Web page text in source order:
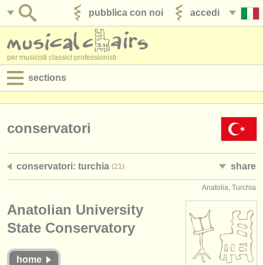
accedi
pubblica con noi
per musicisti classici professionisti
sections
jobs - amministrazione
corsi
concorsi/
conservatori
conservatori: turchia (21) share
Anatolia, Turchia
Anatolian University
State Conservatory
home